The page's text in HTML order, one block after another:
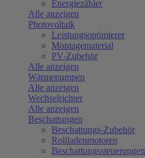
Energiezähler
Alle anzeigen
Photovoltaik
Leistungsoptimierer
Montagematerial
PV-Zubehör
Alle anzeigen
Wärmepumpen
Alle anzeigen
Wechselrichter
Alle anzeigen
Beschattungen
Beschattungs-Zubehör
Rollladenmotoren
Beschattungssteuerungen